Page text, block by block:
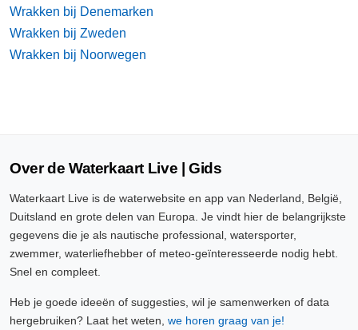
Wrakken bij Denemarken
Wrakken bij Zweden
Wrakken bij Noorwegen
Over de Waterkaart Live | Gids
Waterkaart Live is de waterwebsite en app van Nederland, België,
Duitsland en grote delen van Europa. Je vindt hier de belangrijkste
gegevens die je als nautische professional, watersporter,
zwemmer, waterliefhebber of meteo-geïnteresseerde nodig hebt.
Snel en compleet.
Heb je goede ideeën of suggesties, wil je samenwerken of data
hergebruiken? Laat het weten, we horen graag van je!